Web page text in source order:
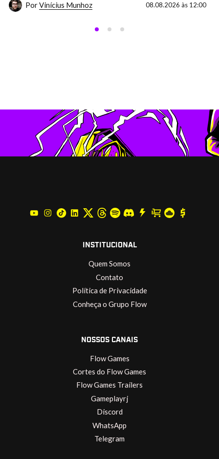
PorVinícius Munhoz 08.08.2026 às 12:00
INSTITUCIONAL
Quem Somos
Contato
Política de Privacidade
Conheça o Grupo Flow
NOSSOS CANAIS
Flow Games
Cortes do Flow Games
Flow Games Trailers
Gameplayrj
Discord
WhatsApp
Telegram